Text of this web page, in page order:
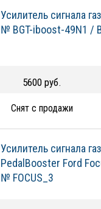
Усилитель сигнала
№ BGT-iboost-49N1 /
5600 руб.
Снят с продажи
Усилитель сигнала
PedalBooster Ford
№ FOCUS_3